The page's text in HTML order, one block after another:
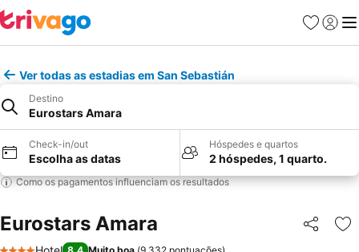
Favoritos
Iniciar
Ver todas as estadias em San Sebastián
Destino
Eurostars Amara
Check-in/out
Escolha as datas
Hóspedes e quartos
2 hóspedes, 1 quarto.
Como os pagamentos influenciam os resultados
Eurostars Amara Partilhar
8,4